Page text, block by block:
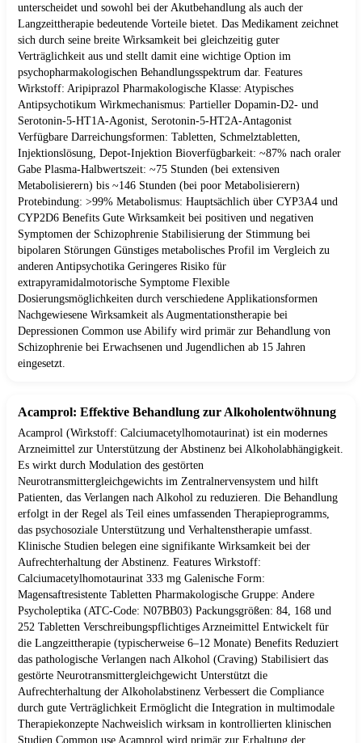
unterscheidet und sowohl bei der Akutbehandlung als auch der
Langzeittherapie bedeutende Vorteile bietet. Das Medikament zeichnet
sich durch seine breite Wirksamkeit bei gleichzeitig guter
Verträglichkeit aus und stellt damit eine wichtige Option im
psychopharmakologischen Behandlungsspektrum dar. Features
Wirkstoff: Aripiprazol Pharmakologische Klasse: Atypisches
Antipsychotikum Wirkmechanismus: Partieller Dopamin-D2- und
Serotonin-5-HT1A-Agonist, Serotonin-5-HT2A-Antagonist
Verfügbare Darreichungsformen: Tabletten, Schmelztabletten,
Injektionslösung, Depot-Injektion Bioverfügbarkeit: ~87% nach oraler
Gabe Plasma-Halbwertszeit: ~75 Stunden (bei extensiven
Metabolisierern) bis ~146 Stunden (bei poor Metabolisierern)
Protebindung: >99% Metabolismus: Hauptsächlich über CYP3A4 und
CYP2D6 Benefits Gute Wirksamkeit bei positiven und negativen
Symptomen der Schizophrenie Stabilisierung der Stimmung bei
bipolaren Störungen Günstiges metabolisches Profil im Vergleich zu
anderen Antipsychotika Geringeres Risiko für
extrapyramidalmotorische Symptome Flexible
Dosierungsmöglichkeiten durch verschiedene Applikationsformen
Nachgewiesene Wirksamkeit als Augmentationstherapie bei
Depressionen Common use Abilify wird primär zur Behandlung von
Schizophrenie bei Erwachsenen und Jugendlichen ab 15 Jahren
eingesetzt.
Acamprol: Effektive Behandlung zur Alkoholentwöhnung
Acamprol (Wirkstoff: Calciumacetylhomotaurinat) ist ein modernes
Arzneimittel zur Unterstützung der Abstinenz bei Alkoholabhängigkeit.
Es wirkt durch Modulation des gestörten
Neurotransmittergleichgewichts im Zentralnervensystem und hilft
Patienten, das Verlangen nach Alkohol zu reduzieren. Die Behandlung
erfolgt in der Regel als Teil eines umfassenden Therapieprogramms,
das psychosoziale Unterstützung und Verhaltenstherapie umfasst.
Klinische Studien belegen eine signifikante Wirksamkeit bei der
Aufrechterhaltung der Abstinenz. Features Wirkstoff:
Calciumacetylhomotaurinat 333 mg Galenische Form:
Magensaftresistente Tabletten Pharmakologische Gruppe: Andere
Psycholeptika (ATC-Code: N07BB03) Packungsgrößen: 84, 168 und
252 Tabletten Verschreibungspflichtiges Arzneimittel Entwickelt für
die Langzeittherapie (typischerweise 6–12 Monate) Benefits Reduziert
das pathologische Verlangen nach Alkohol (Craving) Stabilisiert das
gestörte Neurotransmittergleichgewicht Unterstützt die
Aufrechterhaltung der Alkoholabstinenz Verbessert die Compliance
durch gute Verträglichkeit Ermöglicht die Integration in multimodale
Therapiekonzepte Nachweislich wirksam in kontrollierten klinischen
Studien Common use Acamprol wird primär zur Erhaltung der